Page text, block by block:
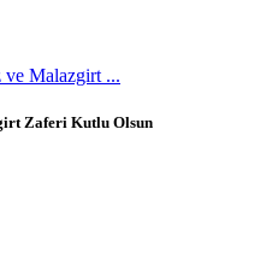
ve Malazgirt ...
Zaferi Kutlu Olsun